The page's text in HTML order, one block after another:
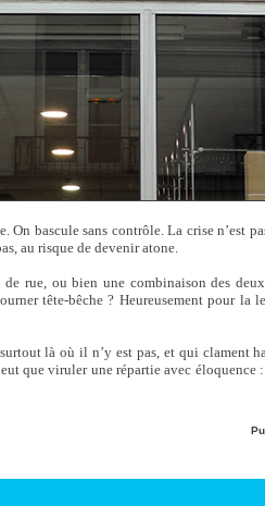
bascule sans contrôle. La crise n’est
au risque de devenir atone.
rue, ou bien une combinaison des
tête-bêche ? Heureusement pour la
là où il n’y est pas, et qui clament
que viruler une répartie avec éloquence :